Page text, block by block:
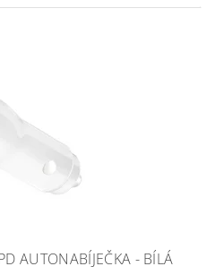
AUTONABÍJEČKA - BÍLÁ